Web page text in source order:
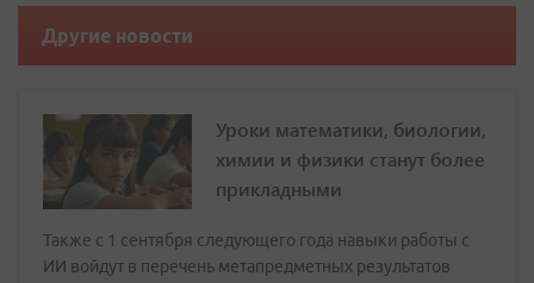
Другие новости
Уроки математики, биологии,
химии и физики станут более
прикладными
Также с 1 сентября следующего года навыки работы с
ИИ войдут в перечень метапредметных результатов